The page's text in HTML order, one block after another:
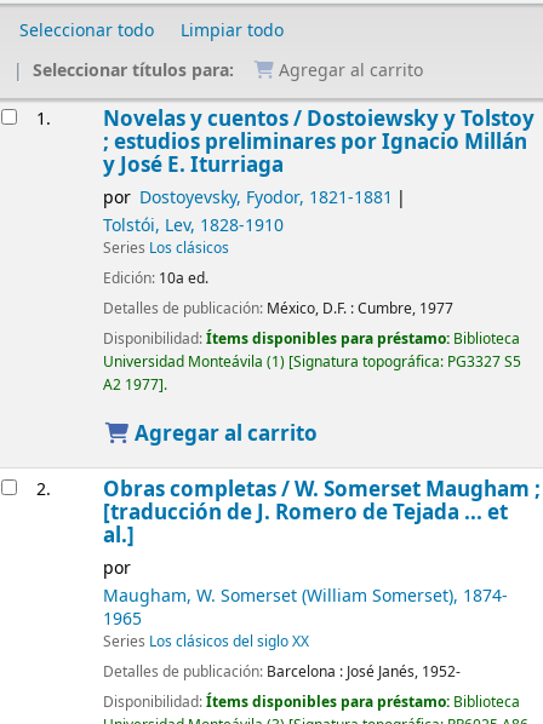
Seleccionar todo
Limpiar todo
Seleccionar títulos para:
Agregar al carrito
1. Novelas y cuentos / Dostoiewsky y Tolstoy
; estudios preliminares por Ignacio Millán
y José E. Iturriaga
por Dostoyevsky, Fyodor, 1821-1881
Tolstói, Lev, 1828-1910
Series Los clásicos
Edición: 10a ed.
Detalles de publicación: México, D.F. :Cumbre, 1977
Disponibilidad:Ítems disponibles para préstamo: Biblioteca
Universidad Monteávila (1) Signatura topográfica: PG3327 S5
A2 1977 .
Agregar al carrito
2. Obras completas /W. Somerset Maugham ;
[traducción de J. Romero de Tejada ... et
al.]
por
Maugham, W. Somerset (William Somerset), 1874-
1965
Series Los clásicos del siglo XX
Detalles de publicación: Barcelona : José Janés, 1952-
Disponibilidad:Ítems disponibles para préstamo: Biblioteca